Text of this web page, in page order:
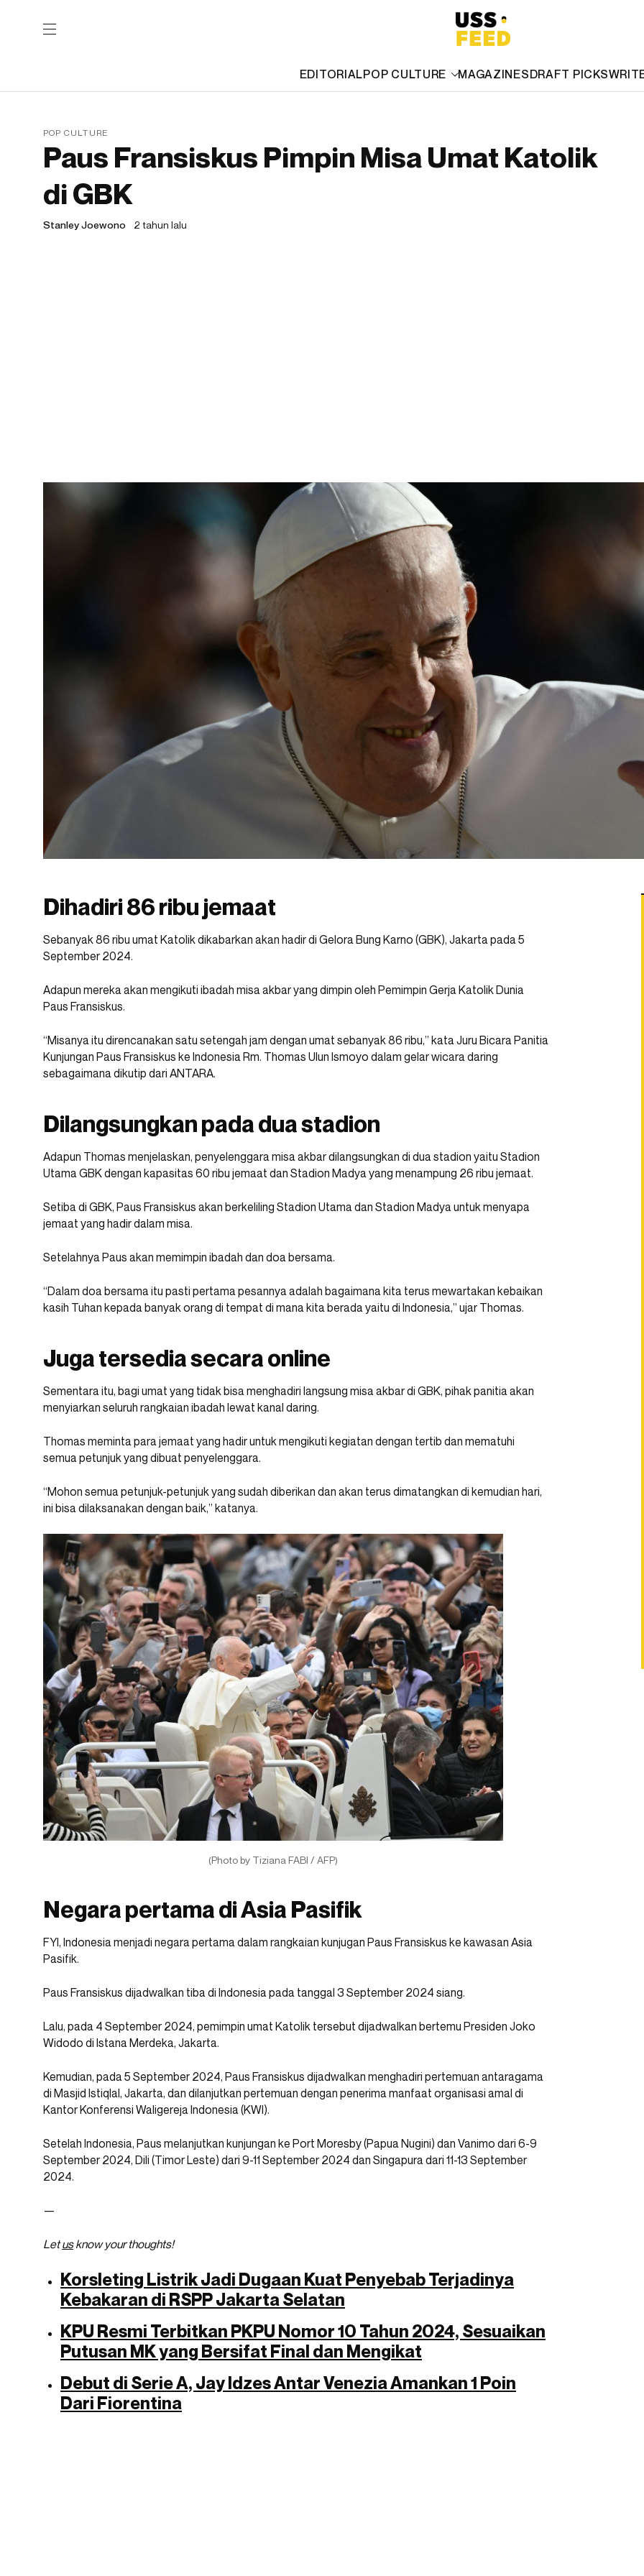
EDITORIALPOP CULTURE MAGAZINESDRAFT PICKS
POP CULTURE
Paus Fransiskus Pimpin Misa Umat Katolik
di GBK
Stanley Joewono 2 tahun lalu
Dihadiri 86 ribu jemaat
Sebanyak 86 ribu umat Katolik dikabarkan akan hadir di Gelora Bung Karno (GBK), Jakarta pada 5
September 2024.
Adapun mereka akan mengikuti ibadah misa akbar yang dimpin oleh Pemimpin Gerja Katolik Dunia
Paus Fransiskus.
“Misanya itu direncanakan satu setengah jam dengan umat sebanyak 86 ribu,” kata Juru Bicara Panitia
Kunjungan Paus Fransiskus ke Indonesia Rm. Thomas Ulun Ismoyo dalam gelar wicara daring
sebagaimana dikutip dari ANTARA.
Dilangsungkan pada dua stadion
Adapun Thomas menjelaskan, penyelenggara misa akbar dilangsungkan di dua stadion yaitu Stadion
Utama GBK dengan kapasitas 60 ribu jemaat dan Stadion Madya yang menampung 26 ribu jemaat.
Setiba di GBK, Paus Fransiskus akan berkeliling Stadion Utama dan Stadion Madya untuk menyapa
jemaat yang hadir dalam misa.
Setelahnya Paus akan memimpin ibadah dan doa bersama.
“Dalam doa bersama itu pasti pertama pesannya adalah bagaimana kita terus mewartakan kebaikan
kasih Tuhan kepada banyak orang di tempat di mana kita berada yaitu di Indonesia,” ujar Thomas.
Juga tersedia secara online
Sementara itu, bagi umat yang tidak bisa menghadiri langsung misa akbar di GBK, pihak panitia akan
menyiarkan seluruh rangkaian ibadah lewat kanal daring.
Thomas meminta para jemaat yang hadir untuk mengikuti kegiatan dengan tertib dan mematuhi
semua petunjuk yang dibuat penyelenggara.
“Mohon semua petunjuk-petunjuk yang sudah diberikan dan akan terus dimatangkan di kemudian hari,
ini bisa dilaksanakan dengan baik,” katanya.
(Photo by Tiziana FABI / AFP)
Negara pertama di Asia Pasifik
FYI, Indonesia menjadi negara pertama dalam rangkaian kunjugan Paus Fransiskus ke kawasan Asia
Pasifik.
Paus Fransiskus dijadwalkan tiba di Indonesia pada tanggal 3 September 2024 siang.
Lalu, pada 4 September 2024, pemimpin umat Katolik tersebut dijadwalkan bertemu Presiden Joko
Widodo di Istana Merdeka, Jakarta.
Kemudian, pada 5 September 2024, Paus Fransiskus dijadwalkan menghadiri pertemuan antaragama
di Masjid Istiqlal, Jakarta, dan dilanjutkan pertemuan dengan penerima manfaat organisasi amal di
Kantor Konferensi Waligereja Indonesia (KWI).
Setelah Indonesia, Paus melanjutkan kunjungan ke Port Moresby (Papua Nugini) dan Vanimo dari 6-9
September 2024, Dili (Timor Leste) dari 9-11 September 2024 dan Singapura dari 11-13 September
2024.
—
Letusknow your thoughts!
Korsleting Listrik Jadi Dugaan Kuat Penyebab Terjadinya
Kebakaran di RSPP Jakarta Selatan
KPU Resmi Terbitkan PKPU Nomor 10 Tahun 2024, Sesuaikan
Putusan MK yang Bersifat Final dan Mengikat
Debut di Serie A, Jay Idzes Antar Venezia Amankan 1 Poin
Dari Fiorentina